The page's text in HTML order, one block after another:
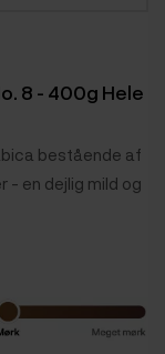
8 - 400g Hele
bestående af
- en dejlig mild og